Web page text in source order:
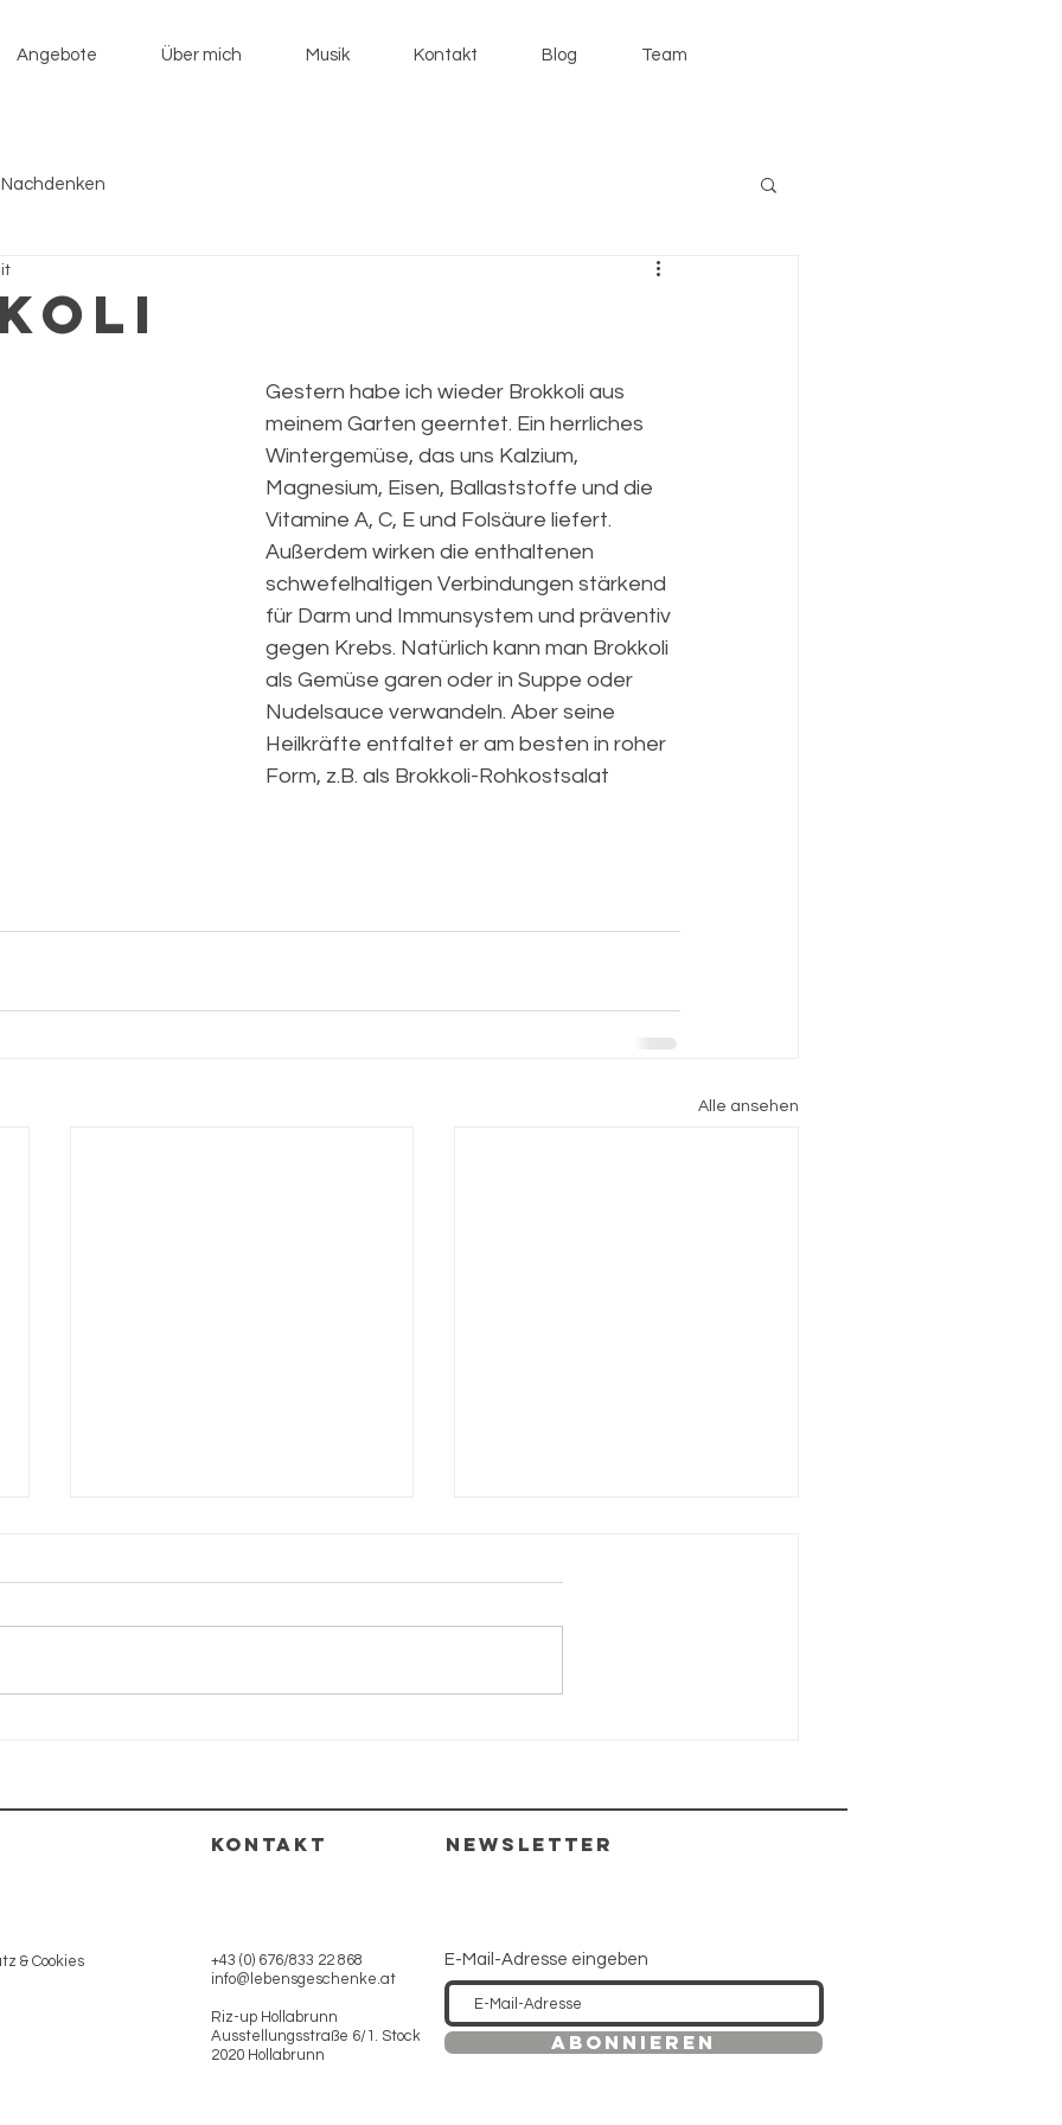
Angebote Über mich Musik Kontakt Blog Team
Gestern habe ich wieder Brokkoli aus
meinem Garten geerntet. Ein herrliches
Wintergemüse, das uns Kalzium,
Magnesium, Eisen, Ballaststoffe und die
Vitamine A, C, E und Folsäure liefert.
Außerdem wirken die enthaltenen
schwefelhaltigen Verbindungen stärkend
für Darm und Immunsystem und präventiv
gegen Krebs. Natürlich kann man Brokkoli
als Gemüse garen oder in Suppe oder
Nudelsauce verwandeln. Aber seine
Heilkräfte entfaltet er am besten in roher
Form, z.B. als Brokkoli-Rohkostsalat
Alle ansehen
Soja
& Cookies
KONTAKT NEWSLETTER
+43 (0) 676/833 22 868
info@lebensgeschenke.at
Riz-up Hollabrunn
Ausstellungsstraße 6/1. Stock
2020 Hollabrunn
E-Mail-Adresse eingeben
Abonnieren